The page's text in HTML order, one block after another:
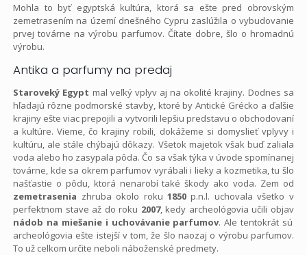
Mohla to byť egyptská kultúra, ktorá sa ešte pred obrovským
zemetrasením na území dnešného Cypru zaslúžila o vybudovanie
prvej továrne na výrobu parfumov. Čítate dobre, šlo o hromadnú
výrobu.
Antika a parfumy na predaj
Staroveký Egypt mal veľký vplyv aj na okolité krajiny. Dodnes sa
hľadajú rôzne podmorské stavby, ktoré by Antické Grécko a ďalšie
krajiny ešte viac prepojili a vytvorili lepšiu predstavu o obchodovaní
a kultúre. Vieme, čo krajiny robili, dokážeme si domyslieť vplyvy i
kultúru, ale stále chýbajú dôkazy. Všetok majetok však buď zaliala
voda alebo ho zasypala pôda. Čo sa však týka v úvode spomínanej
továrne, kde sa okrem parfumov vyrábali i lieky a kozmetika, tu šlo
našťastie o pôdu, ktorá nenarobí také škody ako voda. Zem od
zemetrasenia zhruba okolo roku 1850p.n.l. uchovala všetko v
perfektnom stave až do roku 2007, kedy archeológovia učili objav
nádob na miešanie i uchovávanie parfumov. Ale tentokrát sú
archeológovia ešte istejší v tom, že šlo naozaj o výrobu parfumov.
To už celkom určite neboli náboženské predmety.